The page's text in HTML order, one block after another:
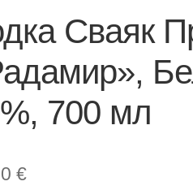
Сваяк
700 мл
€